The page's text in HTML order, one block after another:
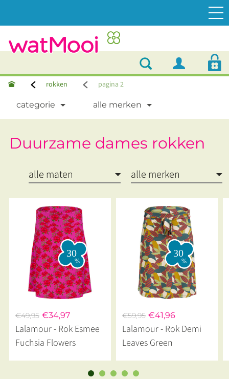
rokken pagina 2
categorie alle merken
Duurzame dames rokken
€49,95 €34,97
Lalamour - Rok Esmee
Fuchsia Flowers
€59,95 €41,96
Lalamour - Rok Demi
Leaves Green